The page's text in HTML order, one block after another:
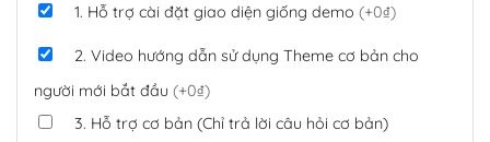
1. Hỗ trợ cài đặt giao diện giống demo (+0₫)
2. Video hướng dẫn sử dụng Theme cơ bản cho
người mới bắt đầu (+0₫)
3. Hỗ trợ cơ bản (Chỉ trả lời câu hỏi cơ bản)